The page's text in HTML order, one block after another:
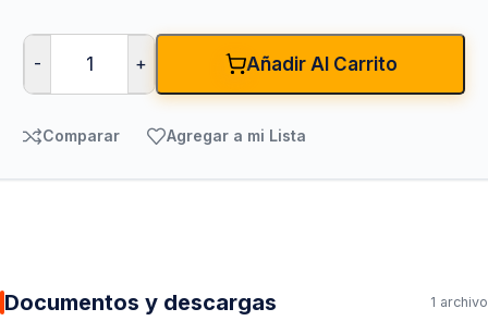
- + Añadir Al Carrito
Comparar Agregar a mi Lista
Documentos y descargas 1 archivo